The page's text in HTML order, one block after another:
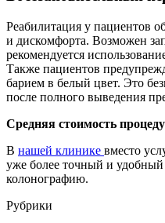
Реабилитация у пациентов
и дискомфорта. Возможен
рекомендуется
Также пациентов
барием в белый цвет. Это
после полного выведения
Средняя стоимость
В нашей клинике вместо
уже более точный и
колонографию.
Рубрики